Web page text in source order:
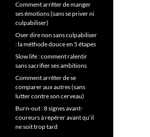
Comment arrêter de manger
ses émotions (sans se priver ni
culpabiliser)
Oser dire non sans culpabiliser
: la méthode douce en 5 étapes
Slow life : comment ralentir
sans sacrifier ses ambitions
Comment arrêter de se
comparer aux autres (sans
lutter contre son cerveau)
Burn-out : 8 signes avant-
coureurs à repérer avant qu’il
ne soit trop tard